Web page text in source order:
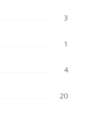
3
1
4
20